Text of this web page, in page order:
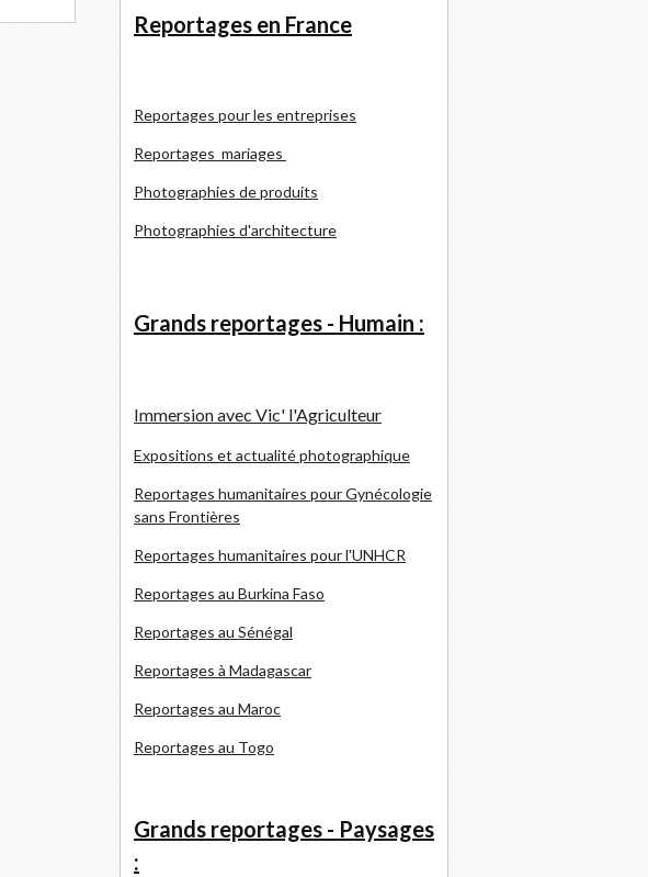
Reportages en France
Reportages pour les entreprises
Reportages mariages
Photographies de produits
Photographies d'architecture
Grands reportages - Humain :
Immersion avec Vic' l'Agriculteur
Expositions et actualité photographique
Reportages humanitaires pour Gynécologie
sans Frontières
Reportages humanitaires pour l'UNHCR
Reportages au Burkina Faso
Reportages au Sénégal
Reportages à Madagascar
Reportages au Maroc
Reportages au Togo
Grands reportages - Paysages
: